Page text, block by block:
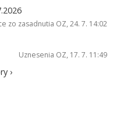
zo zasadnutia OZ, 24. 7. 14:02
Uznesenia OZ, 17. 7. 11:49
›